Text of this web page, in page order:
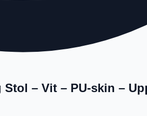
– Vit – PU-skin –